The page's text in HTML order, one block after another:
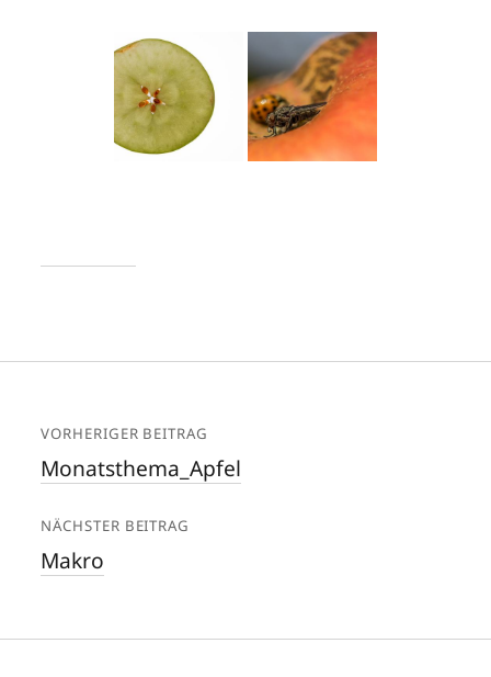
VORHERIGER BEITRAG
Monatsthema_Apfel
NÄCHSTER BEITRAG
Makro